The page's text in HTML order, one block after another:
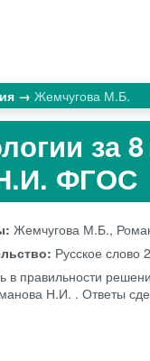
Жемчугова М.Б.
за
ФГОС
Жемчугова М.Б.,
Русское слово
в правильности
Н.И. . Ответы